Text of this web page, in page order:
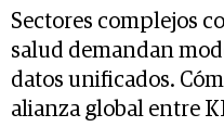
Sectores complejos
salud demandan
datos unificados.
alianza global entre